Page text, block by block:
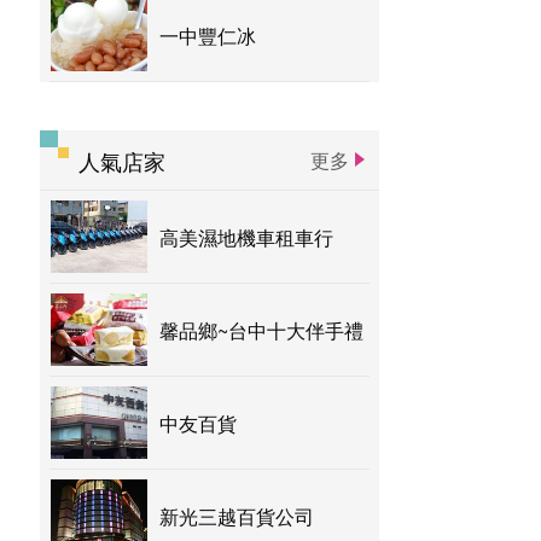
一中豐仁冰
人氣店家 更多
高美濕地機車租車行
馨品鄉~台中十大伴手禮
中友百貨
新光三越百貨公司